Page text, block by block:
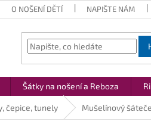
O NOŠENÍ DĚTÍ NAPIŠTE NÁM
Šátky na nošení a Reboza
čepice, tunely Mušelínový